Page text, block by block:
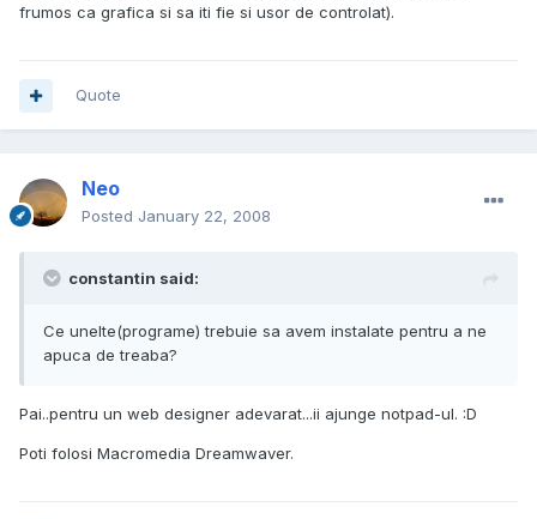
frumos ca grafica si sa iti fie si usor de controlat).
Quote
Neo
Posted January 22, 2008
constantin said:
Ce unelte(programe) trebuie sa avem instalate pentru a ne
apuca de treaba?
Pai..pentru un web designer adevarat...ii ajunge notpad-ul. :D
Poti folosi Macromedia Dreamwaver.